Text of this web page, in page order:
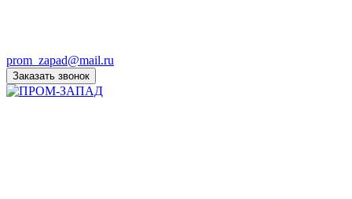
prom_zapad@mail.ru
Заказать звонок